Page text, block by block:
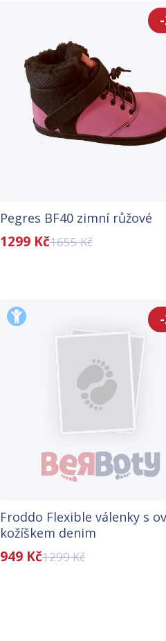
Pegres BF40 zimní růžové
1299 Kč1655 Kč
Froddo Flexible válenky s
kožíškem denim
949 Kč1299 Kč